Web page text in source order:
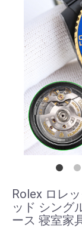
Rolex ロレ
ッド シング
ース 寝室家